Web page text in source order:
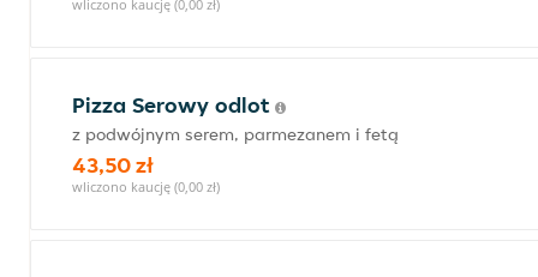
wliczono kaucję (0,00 zł)
Pizza Serowy odlot
z podwójnym serem, parmezanem i fetą
43,50 zł
wliczono kaucję (0,00 zł)